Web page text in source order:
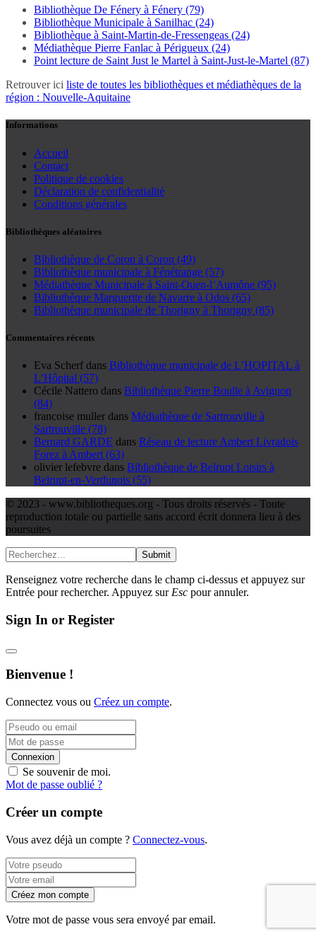
Bibliothèque De Fénery à Fénery (79)
Bibliothèque Municipale à Sanilhac (24)
Bibliothèque à Saint-Martin-de-Fressengeas (24)
Médiathèque Pierre Fanlac à Périgueux (24)
Point lecture de Saint Just le Martel à Saint-Just-le-Martel (87)
Retrouver ici liste de toutes les bibliothèques et médiathèques de la
région : Nouvelle-Aquitaine
Informations
Accueil
Contact
Politique de cookies
Déclaration de confidentialité
Conditions générales
Bibliothèques aléatoires
Bibliothèque de Coron à Coron (49)
Bibliothèque municipale à Fénétrange (57)
Médiathèque Municipale à Saint-Ouen-l’Aumône (95)
Bibliothèque Marguerite de Navarre à Odos (65)
Bibliothèque municipale de Thorigny à Thorigny (85)
Commentaires récents
Eva Scherf dans Bibliothèque municipale de L’HOPITAL à
L’Hôpital (57)
Cécile Nattero dans Bibliothèque Pierre Boulle à Avignon
(84)
francoise muller dans Médiathèque de Sartrouville à
Sartrouville (78)
Bernard GARDE dans Réseau de lecture Ambert Livradois
Forez à Ambert (63)
olivier lefebvre dans Bibliothèque de Belrupt Loisirs à
Belrupt-en-Verdunois (55)
© 2023 - www.bibliotheques.org - Tous droits réservés - Toute
reproduction totale ou partielle sans accord écrit donnera lieu à des
poursuites
Submit
Renseignez votre recherche dans le champ ci-dessus et appuyez sur
Entrée pour rechercher. Appuyez sur Esc pour annuler.
Sign In or Register
Bienvenue !
Connectez vous ou Créez un compte.
Connexion
Se souvenir de moi.
Mot de passe oublié ?
Créer un compte
Vous avez déjà un compte ? Connectez-vous.
Créez mon compte
Votre mot de passe vous sera envoyé par email.